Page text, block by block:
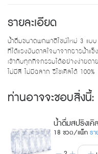
รายละเอียด
น้ำดื่มขนาดพกพาดีไซน์ใหม่ 3 แบบ
ที่ได้แรงบันดาลใจมาจากธารน้ำแ
เข้ากับทุกกิจกรรมได้อย่างง่ายดาย
ไม่มีสี ไม่มีฉลาก รีไซเคิลได้ 100%
ท่านอาจจะชอบสิ่งนี้:
น้ำดื่มสปริงเคิ
18 ขวด/แพ็กรา